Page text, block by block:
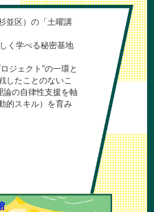
並区）の「土曜講
く学べる秘密基地
ジェクト”の一環と
したことのないこ
論の自律性支援を軸
的スキル）を育み